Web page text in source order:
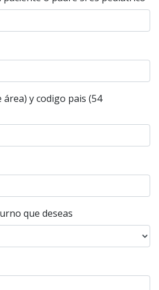
y codigo pais (54
que deseas